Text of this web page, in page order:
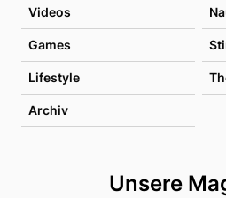
Videos
Games
Lifestyle
Archiv
Unsere